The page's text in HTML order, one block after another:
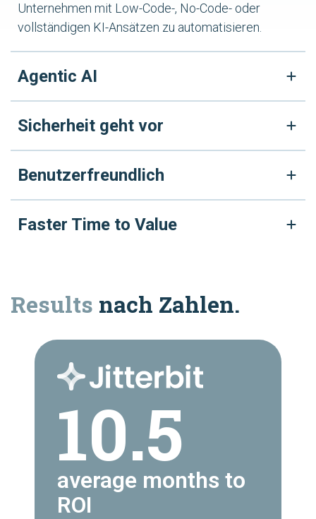
Unternehmen mit Low-Code-, No-Code- oder
vollständigen KI-Ansätzen zu automatisieren.
Agentic AI
Sicherheit geht vor
Benutzerfreundlich
Faster Time to Value
Results nach Zahlen.
10.5
average months to
ROI